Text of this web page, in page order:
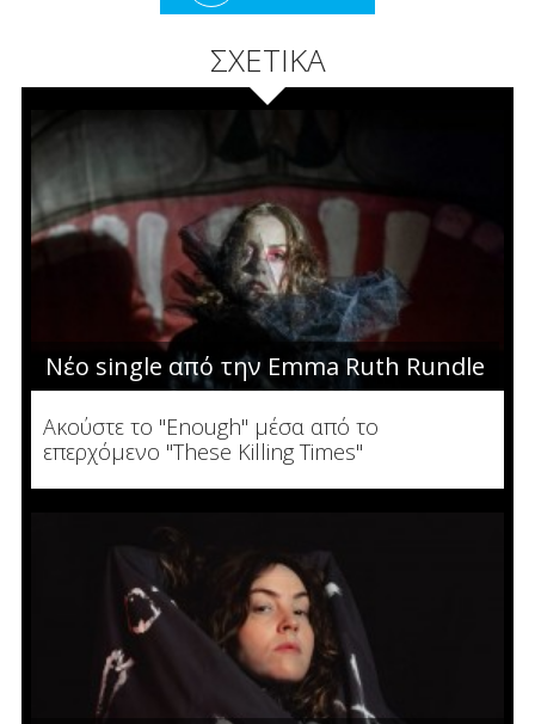
ΣΧΕΤΙΚΑ
Νέο single από την Emma Ruth Rundle
Ακούστε το "Enough" μέσα από το
επερχόμενο "These Killing Times"